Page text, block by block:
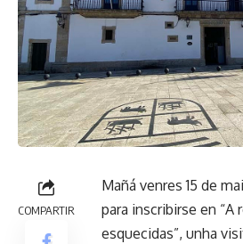
COMPARTIR
Mañá venres 15 de
para inscribirse en “A
esquecidas”, unha